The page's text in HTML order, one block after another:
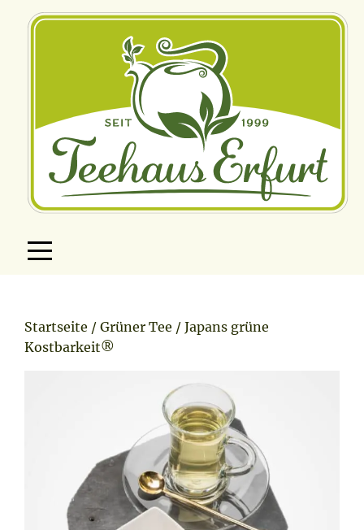
Teegeschenke
Firmengeschenke
Über uns
Kontakt
Startseite / Grüner Tee / Japans grüne
Kostbarkeit®